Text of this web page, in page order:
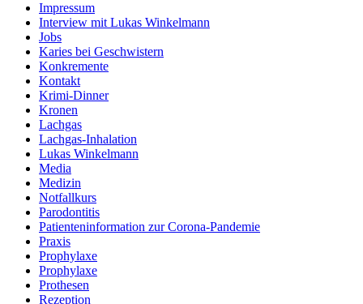
Impressum
Interview mit Lukas Winkelmann
Jobs
Karies bei Geschwistern
Konkremente
Kontakt
Krimi-Dinner
Kronen
Lachgas
Lachgas-Inhalation
Lukas Winkelmann
Media
Medizin
Notfallkurs
Parodontitis
Patienteninformation zur Corona-Pandemie
Praxis
Prophylaxe
Prophylaxe
Prothesen
Rezeption